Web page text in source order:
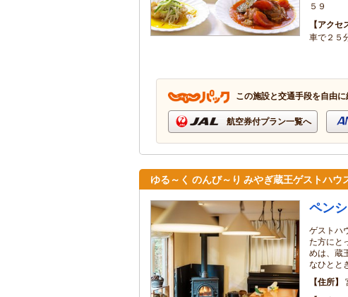
５９
アクセ
車で２５
この施設と交通手段を自由
航空券付プラン一覧へ
ゆる～く のんび～り みやぎ蔵王ゲストハウ
ペン
ゲストハ
た方にと
めは、蔵
なひとと
住所